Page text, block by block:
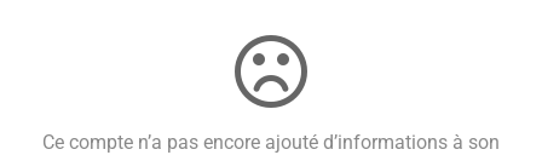
Ce compte n’a pas encore ajouté d’informations à son